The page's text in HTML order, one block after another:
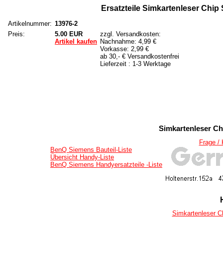
Ersatzteile Simkartenleser Chip
Artikelnummer: 13976-2
Preis:
5.00 EUR
Artikel kaufen
zzgl. Versandkosten:
Nachnahme: 4,99 €
Vorkasse: 2,99 €
ab 30,- € Versandkostenfrei
Lieferzeit : 1-3 Werktage
Simkartenleser
Frage /
BenQ Siemens Bauteil-Liste
Übersicht Handy-Liste
BenQ Siemens Handyersatzteile -Liste
Simkartenleser